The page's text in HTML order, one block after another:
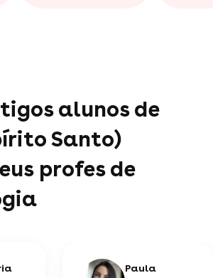
alunos de
Santo)
profes de
Paula